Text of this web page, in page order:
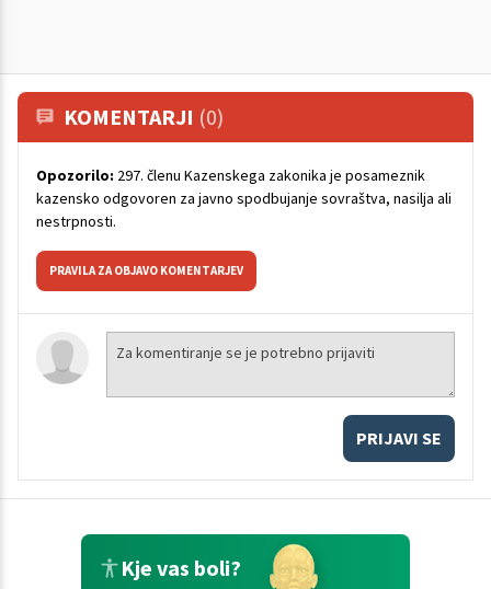
KOMENTARJI (0)
Opozorilo: 297. členu Kazenskega zakonika je posameznik
kazensko odgovoren za javno spodbujanje sovraštva, nasilja ali
nestrpnosti.
PRAVILA ZA OBJAVO KOMENTARJEV
PRIJAVI SE
Kje vas boli?